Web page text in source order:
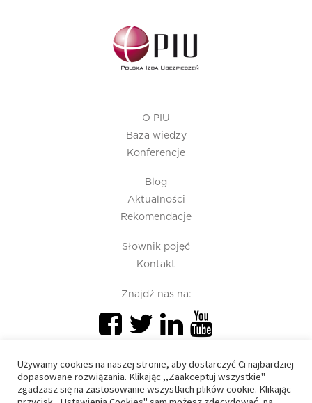
O PIU
Baza wiedzy
Konferencje
Blog
Aktualności
Rekomendacje
Słownik pojęć
Kontakt
Znajdź nas na:
Używamy cookies na naszej stronie, aby dostarczyć Ci najbardziej
dopasowane rozwiązania. Klikając ,,Zaakceptuj wszystkie"
zgadzasz się na zastosowanie wszystkich plików cookie. Klikając